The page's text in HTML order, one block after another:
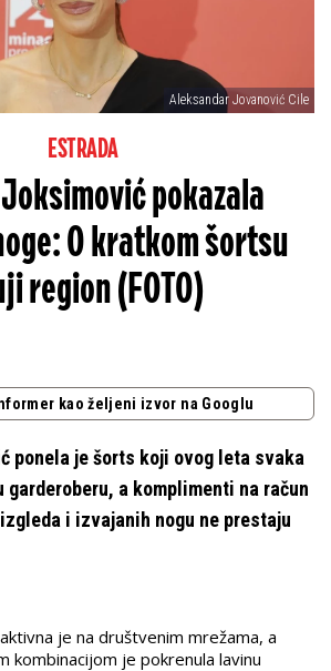
Aleksandar Jovanović Cile
ESTRADA
pokazala
O kratkom šortsu
region (FOTO)
kao željeni izvor na Googlu
ponela je šorts koji ovog leta svaka
garderoberu, a komplimenti na račun
i izvajanih nogu ne prestaju
aktivna je na društvenim mrežama, a
kombinacijom je pokrenula lavinu